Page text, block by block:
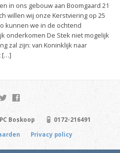
in ons gebouw aan Boomgaard 21
willen wij onze Kerstviering op 25
kunnen we in de ochtend
onderkomen De Stek niet mogelijk
zal zijn: van Koninklijk naar
[…]
Boskoop
0172-216491
Privacy policy